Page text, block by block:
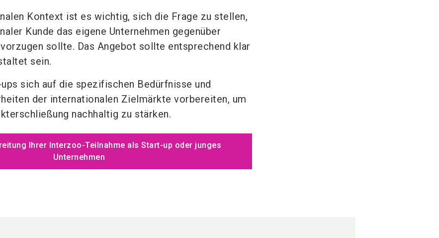
Kontext ist es wichtig, sich die Frage zu stellen,
Kunde das eigene Unternehmen gegenüber
sollte. Das Angebot sollte entsprechend klar
sein.
sich auf die spezifischen Bedürfnisse und
der internationalen Zielmärkte vorbereiten, um
nachhaltig zu stärken.
Ihrer Interzoo-Teilnahme als Start-up oder junges
Unternehmen